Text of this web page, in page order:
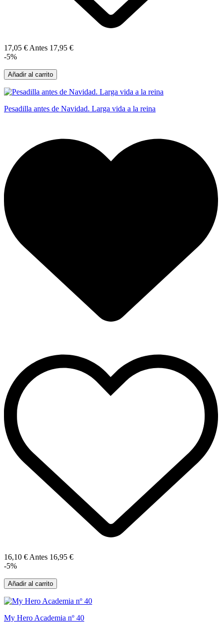
17,05 €Antes 17,95 €
-5%
Añadir al carrito
Pesadilla antes de Navidad. Larga vida a la reina
16,10 €Antes 16,95 €
-5%
Añadir al carrito
My Hero Academia nº 40